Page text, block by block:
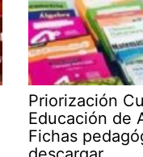
Priorización
Educación de
Fichas